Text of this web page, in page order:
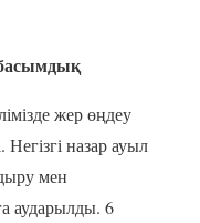
жер өңдеу
Негізгі назар ауыл
мен
аударылды. 6